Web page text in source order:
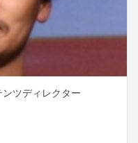
ツディレクター